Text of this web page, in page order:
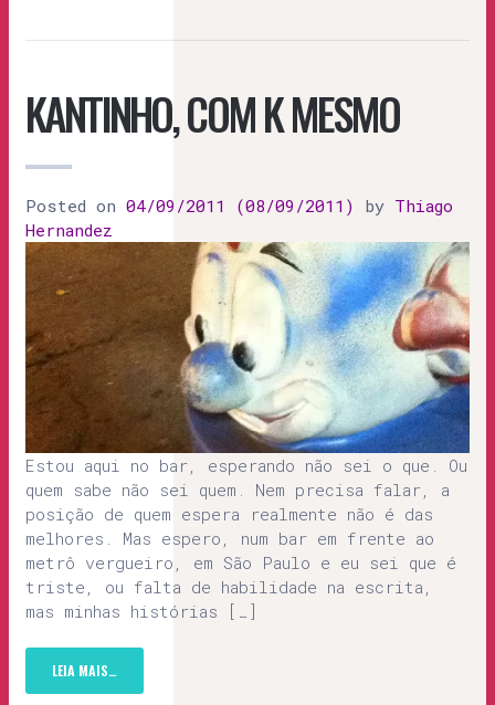
KANTINHO, COM K MESMO
Posted on 04/09/2011 (08/09/2011) by Thiago
Hernandez
Estou aqui no bar, esperando não sei o que. Ou
quem sabe não sei quem. Nem precisa falar, a
posição de quem espera realmente não é das
melhores. Mas espero, num bar em frente ao
metrô vergueiro, em São Paulo e eu sei que é
triste, ou falta de habilidade na escrita,
mas minhas histórias […]
LEIA MAIS…